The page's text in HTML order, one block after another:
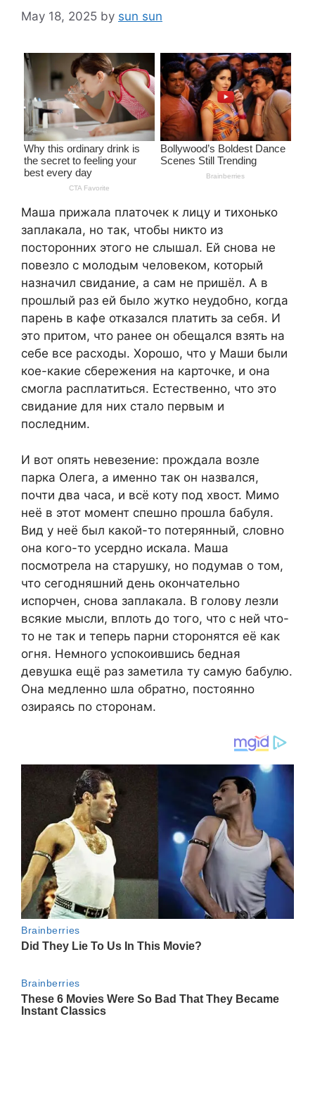
May 18, 2025 by sun sun
Маша прижала платочек к лицу и тихонько
заплакала, но так, чтобы никто из
посторонних этого не слышал. Ей снова не
повезло с молодым человеком, который
назначил свидание, а сам не пришёл. А в
прошлый раз ей было жутко неудобно, когда
парень в кафе отказался платить за себя. И
это притом, что ранее он обещался взять на
себе все расходы. Хорошо, что у Маши были
кое-какие сбережения на карточке, и она
смогла расплатиться. Естественно, что это
свидание для них стало первым и
последним.
И вот опять невезение: прождала возле
парка Олега, а именно так он назвался,
почти два часа, и всё коту под хвост. Мимо
неё в этот момент спешно прошла бабуля.
Вид у неё был какой-то потерянный, словно
она кого-то усердно искала. Маша
посмотрела на старушку, но подумав о том,
что сегодняшний день окончательно
испорчен, снова заплакала. В голову лезли
всякие мысли, вплоть до того, что с ней что-
то не так и теперь парни сторонятся её как
огня. Немного успокоившись бедная
девушка ещё раз заметила ту самую бабулю.
Она медленно шла обратно, постоянно
озираясь по сторонам.